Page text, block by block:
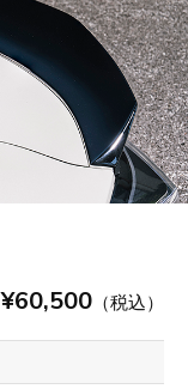
¥60,500 （税込）